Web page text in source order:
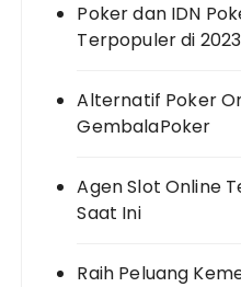
Poker dan IDN
Terpopuler di 2023
Alternatif Poker
GembalaPoker
Agen Slot Online
Saat Ini
Raih Peluang